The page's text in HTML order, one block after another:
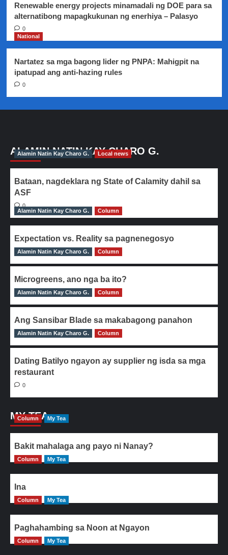
Renewable energy projects minamadali ng DOE para sa
alternatibong mapagkukunan ng enerhiya – Palasyo
0
National
Nartatez sa mga bagong lider ng PNPA: Mahigpit na
ipatupad ang anti-hazing rules
0
ALAMIN NATIN KAY CHARO G.
Alamin Natin Kay Charo G. Local news
Bataan, nagdeklara ng State of Calamity dahil sa
ASF
0
Alamin Natin Kay Charo G.
Column
Expectation vs. Reality sa pagnenegosyo
0
Alamin Natin Kay Charo G. Column
Microgreens, ano nga ba ito?
0
Alamin Natin Kay Charo G. Column
Ang Sansibar Blade sa makabagong panahon
0
Alamin Natin Kay Charo G. Column
Dating Batilyo ngayon ay supplier ng isda sa mga
restaurant
0
MY TEA
Column My Tea
Bakit mahalaga ang payo ni Nanay?
Column My Tea
Ina
Column My Tea
Paghahambing sa Noon at Ngayon
Column My Tea